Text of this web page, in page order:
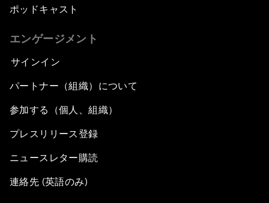
ポッドキャスト
エンゲージメント
サインイン
パートナー（組織）について
参加する（個人、組織）
プレスリリース登録
ニュースレター購読
連絡先 (英語のみ)